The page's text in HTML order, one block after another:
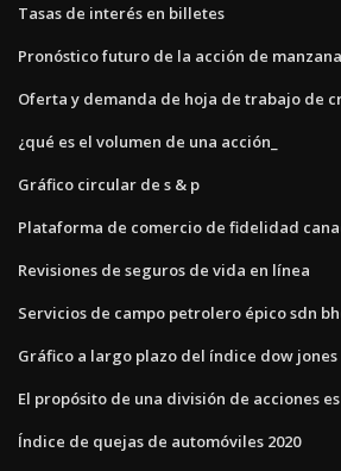
Tasas de interés en billetes
Pronóstico futuro de la acción de manzana
Oferta y demanda de hoja de trabajo de
¿qué es el volumen de una acción_
Gráfico circular de s & p
Plataforma de comercio de fidelidad
Revisiones de seguros de vida en línea
Servicios de campo petrolero épico sdn
Gráfico a largo plazo del índice dow jones
El propósito de una división de acciones
Índice de quejas de automóviles 2020